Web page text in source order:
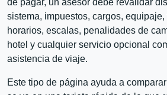
sistema, impuestos, cargos,
horarios, escalas, penalidades de
hotel y cualquier servicio opcional
asistencia de viaje.
Este tipo de página ayuda a